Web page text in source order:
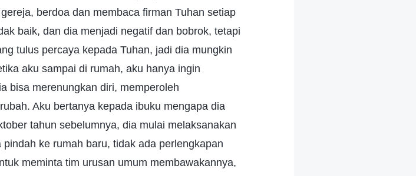
berdoa dan membaca firman Tuhan setiap
baik, dan dia menjadi negatif dan bobrok, tetapi
tulus percaya kepada Tuhan, jadi dia mungkin
aku sampai di rumah, aku hanya ingin
bisa merenungkan diri, memperoleh
Aku bertanya kepada ibuku mengapa dia
tahun sebelumnya, dia mulai melaksanakan
ke rumah baru, tidak ada perlengkapan
meminta tim urusan umum membawakannya,